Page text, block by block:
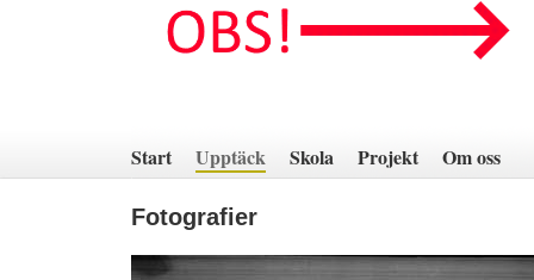
innehåll
Start Upptäck Skola Projekt Om oss
Fotografier